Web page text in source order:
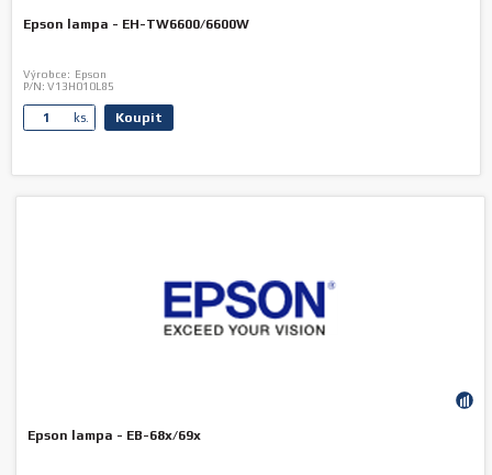
Epson lampa - EH-TW6600/6600W
Výrobce: Epson
P/N: V13H010L85
ks. Koupit
Epson lampa - EB-68x/69x